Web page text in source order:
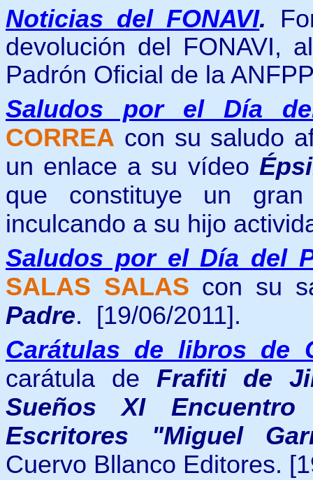
Noticias del FONAVI.
devolución del FONAVI,
Padrón Oficial de la
Saludos por el Día
CORREA con su saludo
un enlace a su vídeo
que constituye
un
inculcando a su hijo
Saludos por el Día del
SALAS SALAS con su
Padre.
[19/06/2011].
Carátulas de libros de
carátula de Frafiti de
Sueños XI
Escritores "Miguel
Cuervo Bllanco Editores.